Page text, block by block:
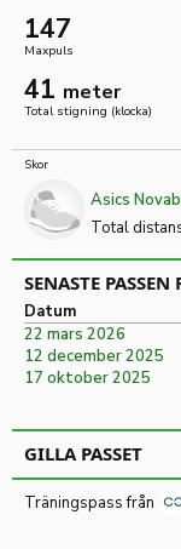
147
Maxpuls
41 meter
Total stigning (klocka)
Skor
Asics
Total
SENASTE
Datum
22 mars 2026
12 december 2025
17 oktober 2025
GILLA PASSET
Träningspass från